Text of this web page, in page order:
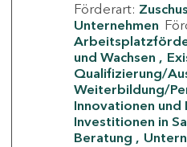
Förderart:
Unternehmen
und Wachsen
Qualifizierung/
Weiterbildung/
Innovationen
Investitionen in
Beratung